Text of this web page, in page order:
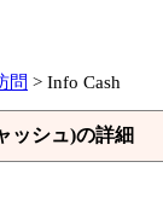
問 > Info Cash
ッシュ)の詳細